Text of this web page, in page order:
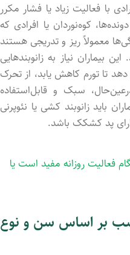
با فعالیت زیاد یا فشار مکرر
کوه‌نوردان یا افرادی که
معمولاً ریز و تدریجی هستند
بیماران نیاز به زانوبندهایی
تا تورم کاهش یابد، از تحرک
سبک و قابل‌استفاده
باید زانوبند کشی یا نئوپرنی
پد کشکک باشد.
فعالیت روزانه مفید است یا
بر اساس سن و نوع